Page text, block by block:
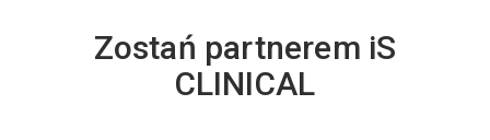
Zostań partnerem iS
CLINICAL